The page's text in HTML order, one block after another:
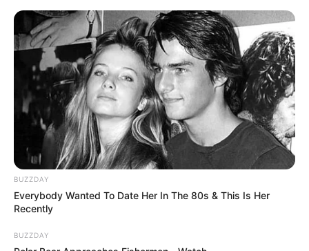
Перейти
вмісту
Groza-news.info
Громада Закарпаття
BUZZDAY
Everybody Wanted To Date Her In The 80s & This Is Her
Recently
BUZZDAY